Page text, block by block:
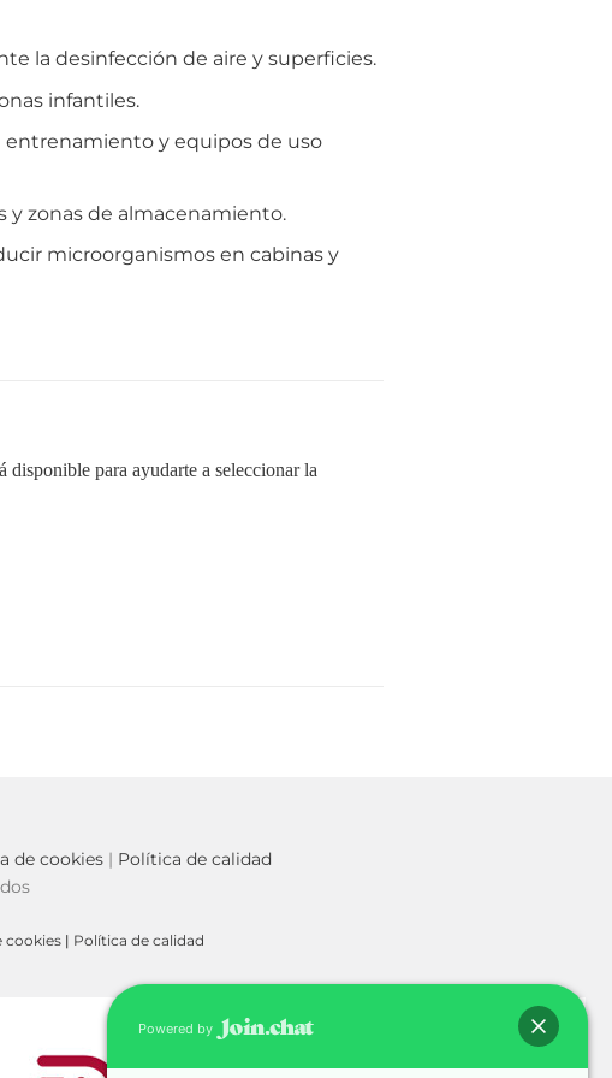
la desinfección de aire y superficies.
infantiles.
entrenamiento y equipos de uso
y zonas de almacenamiento.
microorganismos en cabinas y
disponible para ayudarte a seleccionar la
de cookies| Política de calidad
cookies
Política de calidad
Powered by